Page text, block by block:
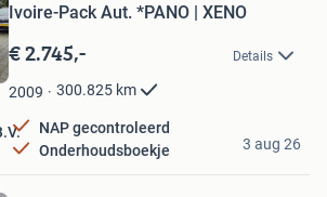
Ivoire-Pack Aut. *PANO | XENO
€ 2.745,- Details
2009 300.825 km
NAP gecontroleerd
Onderhoudsboekje
3 aug 26